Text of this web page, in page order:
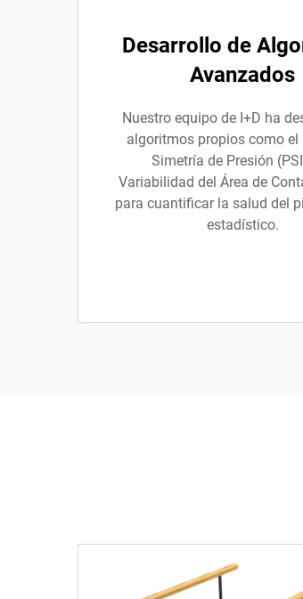
Desarrollo de
Avanzados
Nuestro equipo de I+D ha
algoritmos propios como el
Simetría de Presión
Variabilidad del Área de
para cuantificar la salud del
estadístico.